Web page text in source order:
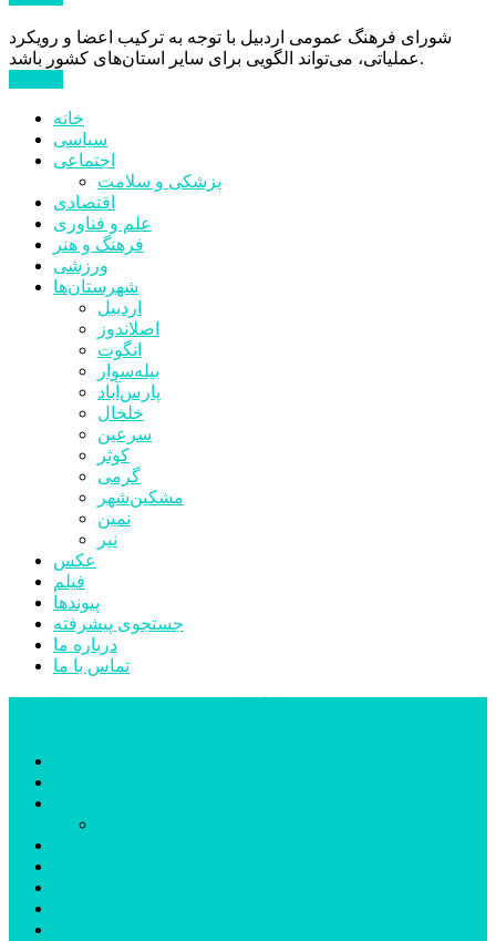
شورای فرهنگ عمومی اردبیل با توجه به ترکیب اعضا و رویکرد
عملیاتی، می‌تواند الگویی برای سایر استان‌های کشور باشد.
خانه
سیاسی
اجتماعی
پزشکی و سلامت
اقتصادی
علم و فناوری
فرهنگ و هنر
ورزشی
شهرستان‌ها
اردبیل
اصلاندوز
انگوت
بیله‌سوار
پارس‌آباد
خلخال
سرعین
کوثر
گرمی
مشکین‌شهر
نمین
نیر
عکس
فیلم
پیوندها
جستجوی پیشرفته
درباره ما
تماس با ما